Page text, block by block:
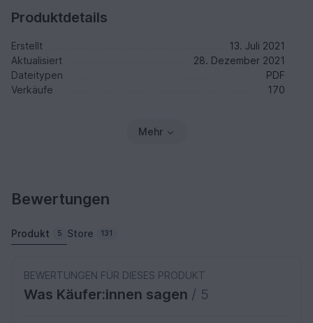
Produktdetails
Erstellt
13. Juli 2021
Aktualisiert
28. Dezember 2021
Dateitypen
PDF
Verkäufe
170
Mehr
Bewertungen
Produkt 5 Store 131
BEWERTUNGEN FÜR DIESES PRODUKT
Was Käufer:innen sagen / 5